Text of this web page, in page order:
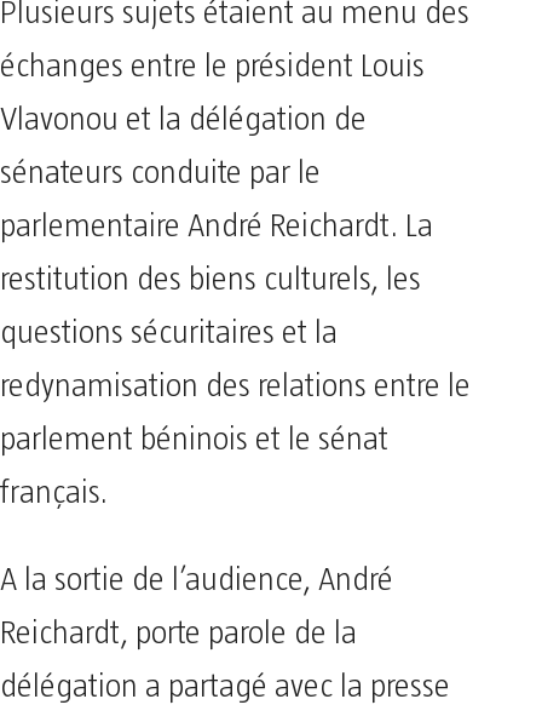
Plusieurs sujets étaient au menu des
échanges entre le président Louis
Vlavonou et la délégation de
sénateurs conduite par le
parlementaire André Reichardt. La
restitution des biens culturels, les
questions sécuritaires et la
redynamisation des relations entre le
parlement béninois et le sénat
français.
A la sortie de l’audience, André
Reichardt, porte parole de la
délégation a partagé avec la presse